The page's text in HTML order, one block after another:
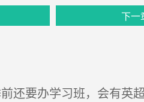
下一
还要办学习班，会有英